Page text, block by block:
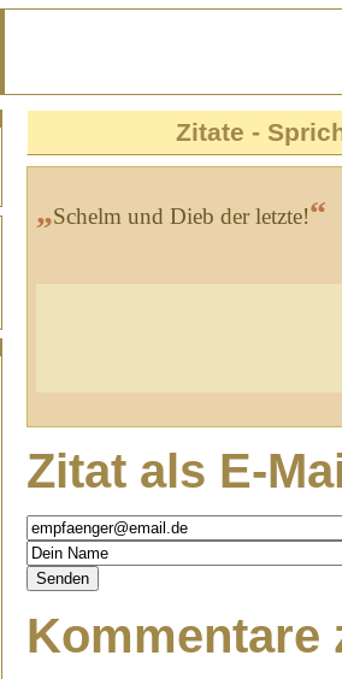
Zitate -
„Schelm und Dieb der letzte!“
Zitat als E-
Kommentare